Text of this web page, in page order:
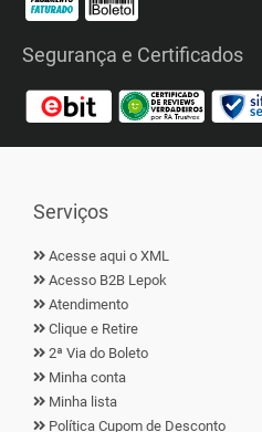
Segurança e Certificados
Serviços
Acesse aqui o XML
Acesso B2B Lepok
Atendimento
Clique e Retire
2ª Via do Boleto
Minha conta
Minha lista
Política Cupom de Desconto